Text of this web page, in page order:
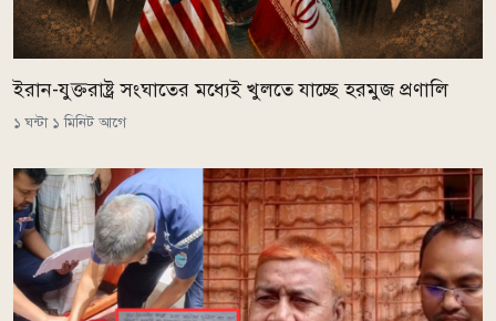
ইরান-যুক্তরাষ্ট্র সংঘাতের মধ্যেই খুলতে যাচ্ছে হরমুজ প্রণালি
১ ঘন্টা ১ মিনিট আগে